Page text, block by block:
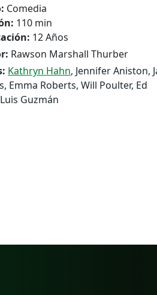
Comedia
110 min
12 Años
Rawson Marshall Thurber
Kathryn Hahn, Jennifer Aniston,
Emma Roberts, Will Poulter, Ed
Guzmán